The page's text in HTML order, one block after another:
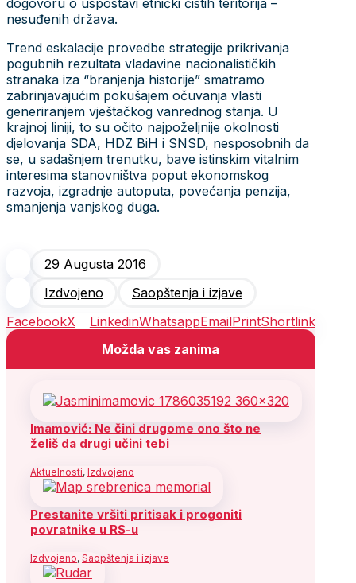
nesuđenih država.
Trend eskalacije provedbe strategije prikrivanja
pogubnih rezultata vladavine nacionalističkih
stranaka iza “branjenja historije” smatramo
zabrinjavajućim pokušajem očuvanja vlasti
generiranjem vještačkog vanrednog stanja. U
krajnoj liniji, to su očito najpoželjnije okolnosti
djelovanja SDA, HDZ BiH i SNSD, nesposobnih da
se, u sadašnjem trenutku, bave istinskim vitalnim
interesima stanovništva poput ekonomskog
razvoja, izgradnje autoputa, povećanja penzija,
smanjenja vanjskog duga.
29 Augusta 2016
Izdvojeno
Saopštenja i izjave
FacebookX LinkedinWhatsappEmailPrintShortlink
Možda vas zanima
Imamović: Ne čini drugome ono što ne
želiš da drugi učini tebi
Aktuelnosti, Izdvojeno
Prestanite vršiti pritisak i progoniti
povratnike u RS-u
Izdvojeno, Saopštenja i izjave